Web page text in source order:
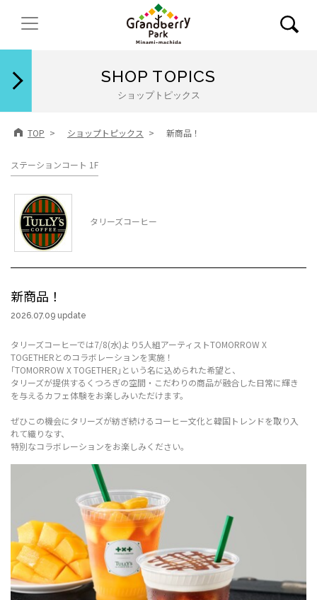
SHOP TOPICS
ショップトピックス
TOP ショップトピックス 新商品！
ステーションコート 1F
タリーズコーヒー
新商品！
2026.07.09 update
タリーズコーヒーでは7/8(水)より5人組アーティストTOMORROW X
TOGETHERとのコラボレーションを実施！
｢TOMORROW X TOGETHER｣という名に込められた希望と、
タリーズが提供するくつろぎの空間・こだわりの商品が融合した日常に輝き
を与えるカフェ体験をお楽しみいただけます。
ぜひこの機会にタリーズが紡ぎ続けるコーヒー文化と韓国トレンドを取り入
れて織りなす、
特別なコラボレーションをお楽しみください。
閉じる